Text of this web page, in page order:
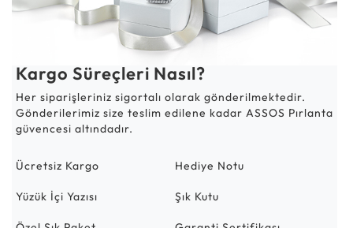
Kargo Süreçleri Nasıl?
Her siparişleriniz sigortalı olarak gönderilmektedir.
Gönderilerimiz size teslim edilene kadar ASSOS Pırlanta
güvencesi altındadır.
Ücretsiz Kargo Hediye Notu
Yüzük İçi Yazısı Şık Kutu